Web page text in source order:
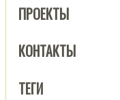
ПРОЕКТЫ
КОНТАКТЫ
ТЕГИ